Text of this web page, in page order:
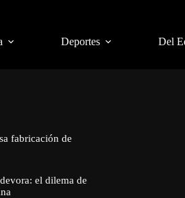
Deportes Del
fabricación de
el dilema de